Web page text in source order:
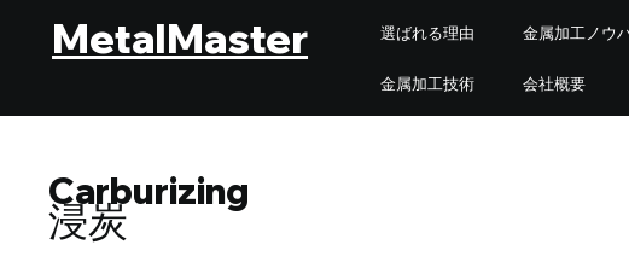
MetalMaster 選ばれる理由 金属加工ノウ
金属加工技術 会社概要
Carburizing
浸炭